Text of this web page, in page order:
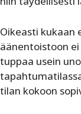
Oikeasti kukaan
äänentoistoon
tuppaa usein
tilan kokoon